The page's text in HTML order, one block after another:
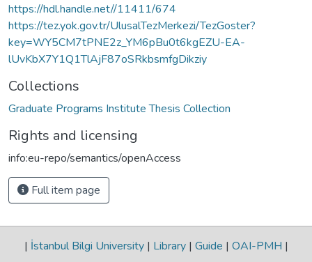
https://hdl.handle.net//11411/674
https://tez.yok.gov.tr/UlusalTezMerkezi/TezGoster?
key=WY5CM7tPNE2z_YM6pBu0t6kgEZU-EA-
lUvKbX7Y1Q1TlAjF87oSRkbsmfgDikziy
Collections
Graduate Programs Institute Thesis Collection
Rights and licensing
info:eu-repo/semantics/openAccess
Full item page
| İstanbul Bilgi University | Library | Guide | OAI-PMH |